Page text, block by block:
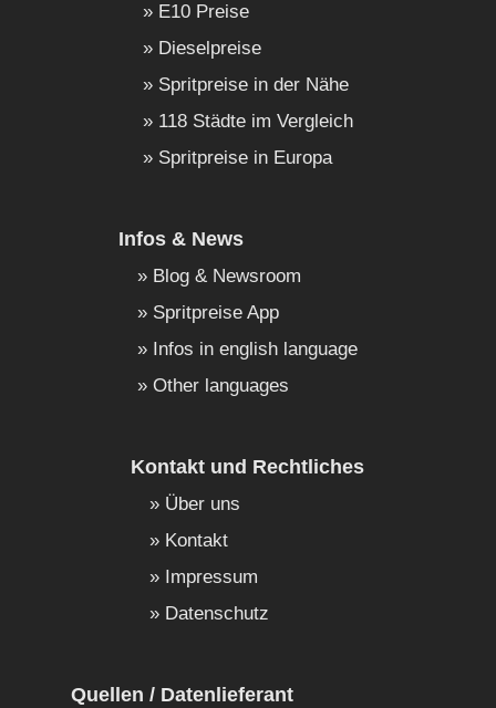
E10 Preise
Dieselpreise
Spritpreise in der Nähe
118 Städte im Vergleich
Spritpreise in Europa
Infos & News
Blog & Newsroom
Spritpreise App
Infos in english language
Other languages
Kontakt und Rechtliches
Über uns
Kontakt
Impressum
Datenschutz
Quellen / Datenlieferant